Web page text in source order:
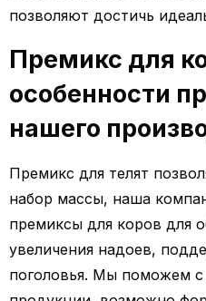
позволяют достичь
Премикс для
особенности
нашего
Премикс для телят
набор массы, наша
премиксы для коров для
увеличения надоев,
поголовья. Мы поможем